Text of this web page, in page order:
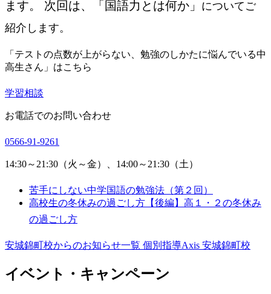
ます。 次回は、「国語力とは何か」 についてご
紹介します。
「テストの点数が上がらない、勉強のしかたに悩んでいる中
高生さん」はこちら
学習相談
お電話でのお問い合わせ
0566-91-9261
14:30～21:30（火～金）、14:00～21:30（土）
苦手にしない中学国語の勉強法（第２回）
高校生の冬休みの過ごし方【後編】高１・２の冬休み
の過ごし方
安城錦町校からのお知らせ一覧 個別指導Axis 安城錦町校
イベント・キャンペーン